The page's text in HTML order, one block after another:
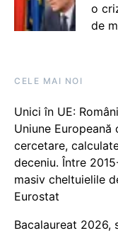
o
de
CELE MAI NOI
Unici în UE:
Uniune
cercetare,
deceniu. Între
masiv cheltuielile
Eurostat
Bacalaureat 2026,